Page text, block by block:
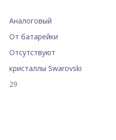
Аналоговый
От батарейки
Отсутствуют
кристаллы Swarovski
29